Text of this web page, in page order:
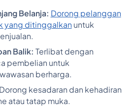
Belanja: Dorong pelanggan
yang ditinggalkan untuk
Balik: Terlibat dengan
pembelian untuk
berharga.
Dorong kesadaran dan kehadiran
atau tatap muka.